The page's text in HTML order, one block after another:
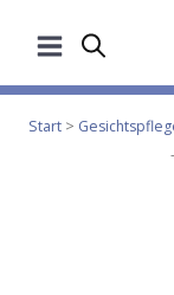
Inhalt
Start>